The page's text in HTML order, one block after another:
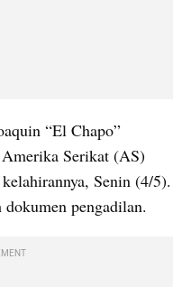
“El Chapo”
Serikat (AS)
Senin (4/5).
pengadilan.